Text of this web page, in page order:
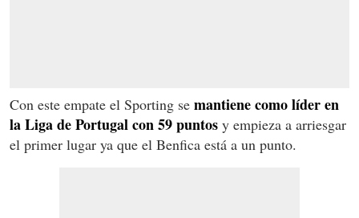
Con este empate el Sporting se mantiene como líder en
la Liga de Portugal con 59 puntos y empieza a arriesgar
el primer lugar ya que el Benfica está a un punto.